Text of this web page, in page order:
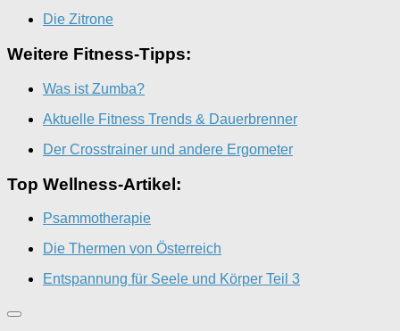
Die Zitrone
Weitere Fitness-Tipps:
Was ist Zumba?
Aktuelle Fitness Trends & Dauerbrenner
Der Crosstrainer und andere Ergometer
Top Wellness-Artikel:
Psammotherapie
Die Thermen von Österreich
Entspannung für Seele und Körper Teil 3